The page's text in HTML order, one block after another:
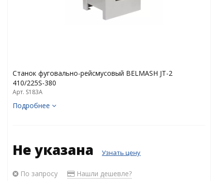
Станок фуговально-рейсмусовый BELMASH JT-2
410/225S-380
Арт. S183A
Подробнее
Не указана Узнать цену
По запросу Нашли дешевле?